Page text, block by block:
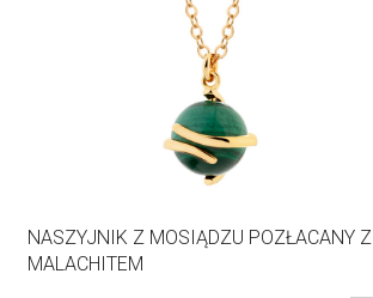
NASZYJNIK Z MOSIĄDZU POZŁACANY Z
MALACHITEM